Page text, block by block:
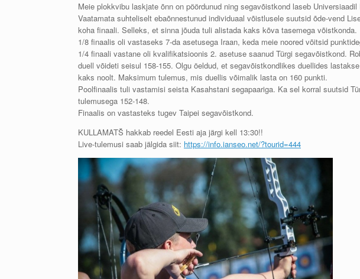
Meie plokkvibu laskjate õnn on pöördunud ning segavõistkond laseb
Vaatamata suhteliselt ebaõnnestunud individuaal võistlusele suutsid õde-vend
koha finaali. Selleks, et sinna jõuda tuli alistada kaks kõva tasemega võistkonda.
1/8 finaalis oli vastaseks 7-da asetusega Iraan, keda meie noored võitsid
1/4 finaali vastane oli kvalifikatsioonis 2. asetuse saanud Türgi segavõistkond.
duell võideti seisul 158-155. Olgu öeldud, et segavõistkondlikes duellides
kaks noolt. Maksimum tulemus, mis duellis võimalik lasta on 160 punkti.
Poolfinaalis tuli vastamisi seista Kasahstani segapaariga. Ka sel korral suutsid
tulemusega 152-148.
Finaalis on vastasteks tugev Taipei segavõistkond.
KULLAMATŠ hakkab reedel Eesti aja järgi kell 13:30!!
Live-tulemusi saab jälgida siit: https://info.ianseo.net/?tourid=444